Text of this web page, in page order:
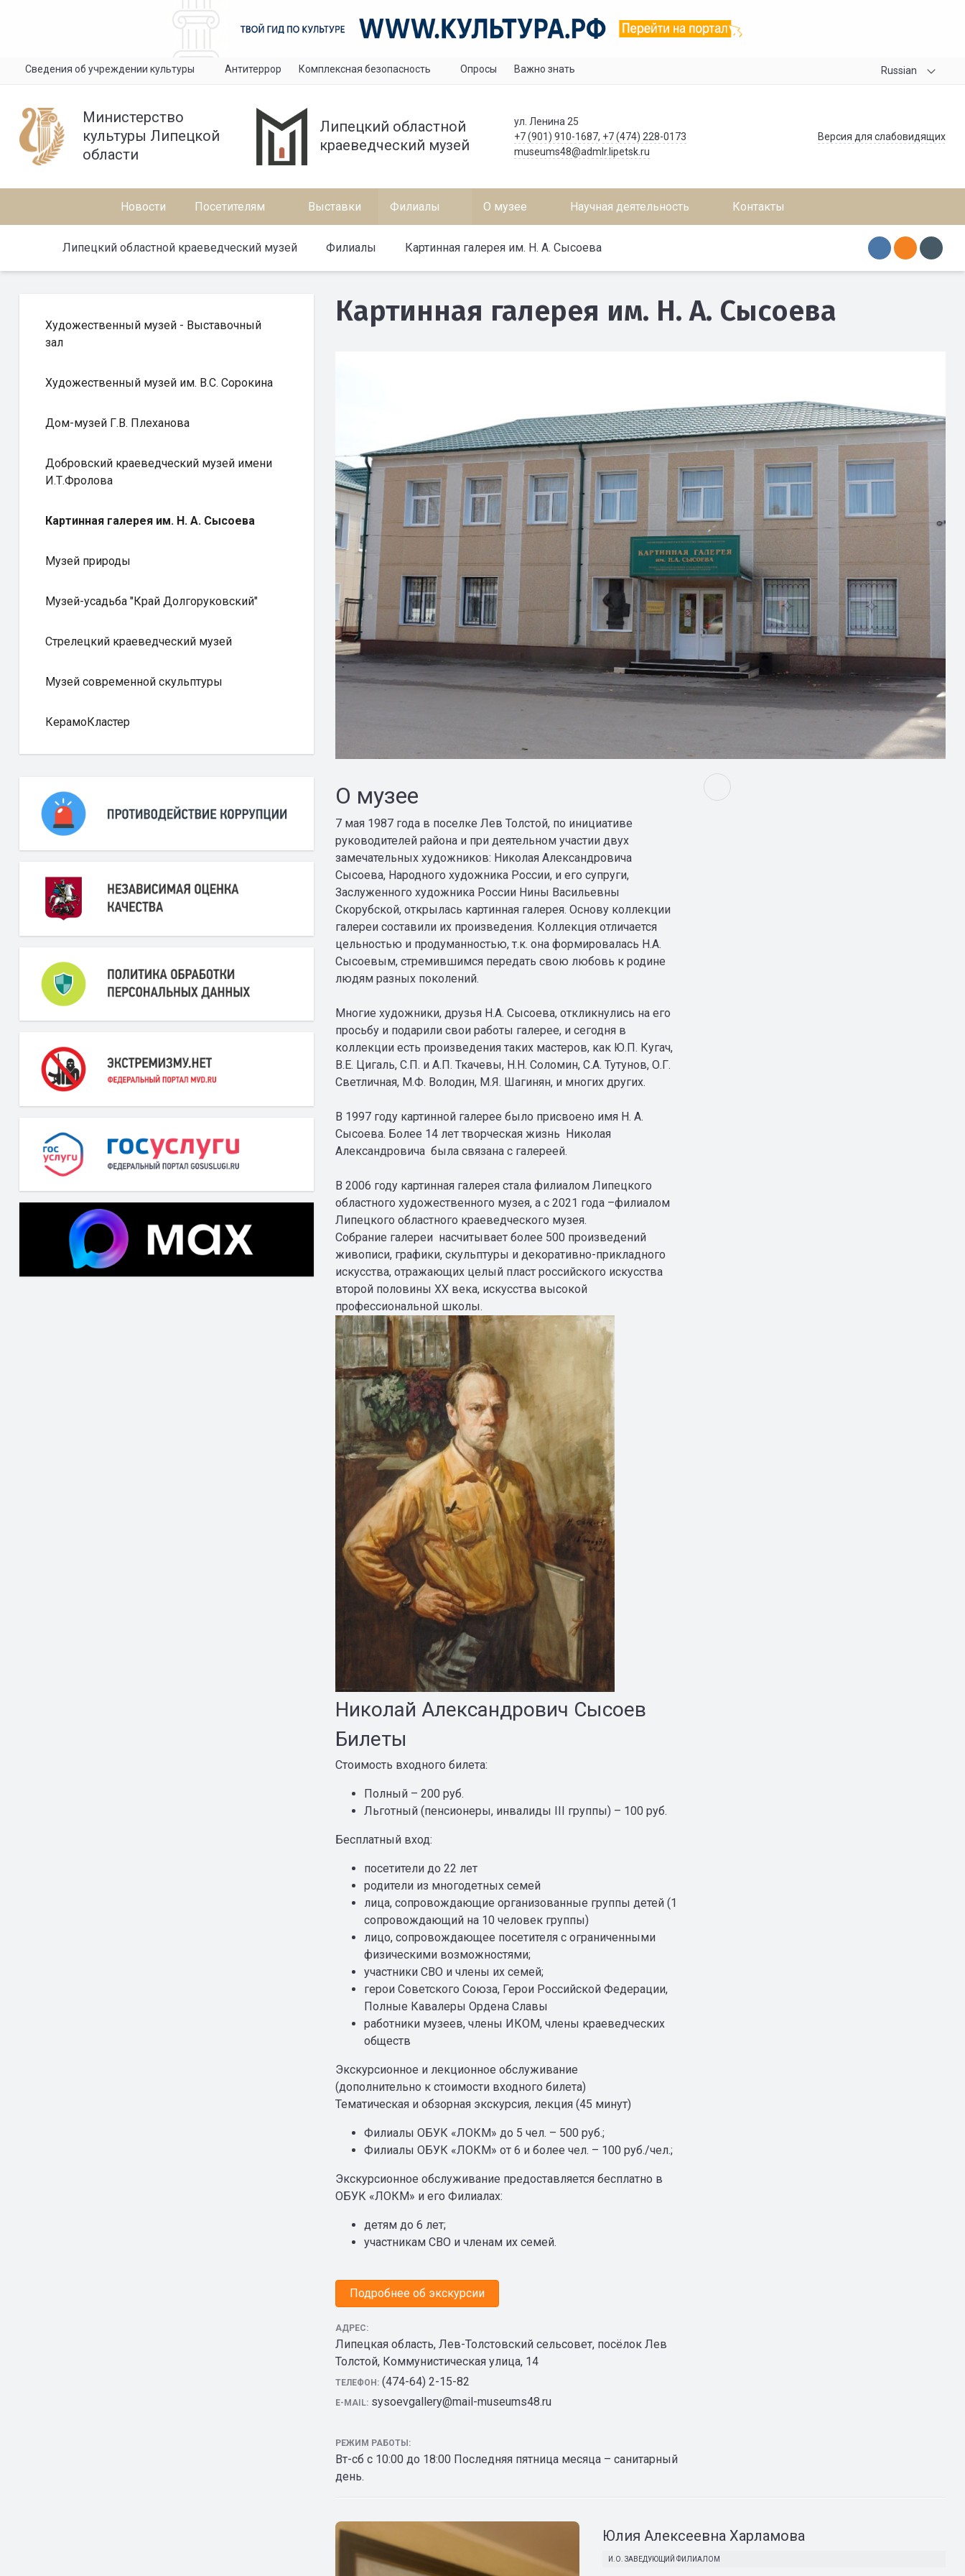
Сведения об учреждении культуры Антитеррор Комплексная безопасность Опросы Важно знать Russian
Министерство
культуры Липецкой
области
Липецкий областной
краеведческий музей
ул. Ленина 25
+7 (901) 910-1687, +7 (474) 228-0173
museums48@admlr.lipetsk.ru
Версия для слабовидящих
Новости Посетителям Выставки Филиалы О музее Научная деятельность Контакты
Липецкий областной краеведческий музей Филиалы Картинная галерея им. Н. А. Сысоева
Художественный музей - Выставочный
зал
Художественный музей им. В.С. Сорокина
Дом-музей Г.В. Плеханова
Добровский краеведческий музей имени
И.Т.Фролова
Картинная галерея им. Н. А. Сысоева
Музей природы
Музей-усадьба "Край Долгоруковский"
Стрелецкий краеведческий музей
Музей современной скульптуры
КерамоКластер
Картинная галерея им. Н. А. Сысоева
О музее
7 мая 1987 года в поселке Лев Толстой, по инициативе
руководителей района и при деятельном участии двух
замечательных художников: Николая Александровича
Сысоева, Народного художника России, и его супруги,
Заслуженного художника России Нины Васильевны
Скорубской, открылась картинная галерея. Основу коллекции
галереи составили их произведения. Коллекция отличается
цельностью и продуманностью, т.к. она формировалась Н.А.
Сысоевым, стремившимся передать свою любовь к родине
людям разных поколений.
Многие художники, друзья Н.А. Сысоева, откликнулись на его
просьбу и подарили свои работы галерее, и сегодня в
коллекции есть произведения таких мастеров, как Ю.П. Кугач,
В.Е. Цигаль, С.П. и А.П. Ткачевы, Н.Н. Соломин, С.А. Тутунов, О.Г.
Светличная, М.Ф. Володин, М.Я. Шагинян, и многих других.
В 1997 году картинной галерее было присвоено имя Н. А.
Сысоева. Более 14 лет творческая жизнь Николая
Александровича была связана с галереей.
В 2006 году картинная галерея стала филиалом Липецкого
областного художественного музея, а с 2021 года –филиалом
Липецкого областного краеведческого музея.
Собрание галереи насчитывает более 500 произведений
живописи, графики, скульптуры и декоративно-прикладного
искусства, отражающих целый пласт российского искусства
второй половины XX века, искусства высокой
профессиональной школы.
Николай Александрович Сысоев
Билеты
Стоимость входного билета:
Полный – 200 руб.
Льготный (пенсионеры, инвалиды III группы) – 100 руб.
Бесплатный вход:
посетители до 22 лет
родители из многодетных семей
лица, сопровождающие организованные группы детей (1
сопровождающий на 10 человек группы)
лицо, сопровождающее посетителя с ограниченными
физическими возможностями;
участники СВО и члены их семей;
герои Советского Союза, Герои Российской Федерации,
Полные Кавалеры Ордена Славы
работники музеев, члены ИКОМ, члены краеведческих
обществ
Экскурсионное и лекционное обслуживание
(дополнительно к стоимости входного билета)
Тематическая и обзорная экскурсия, лекция (45 минут)
Филиалы ОБУК «ЛОКМ» до 5 чел. – 500 руб.;
Филиалы ОБУК «ЛОКМ» от 6 и более чел. – 100 руб./чел.;
Экскурсионное обслуживание предоставляется бесплатно в
ОБУК «ЛОКМ» и его Филиалах:
детям до 6 лет;
участникам СВО и членам их семей.
Подробнее об экскурсии
АДРЕС:
Липецкая область, Лев-Толстовский сельсовет, посёлок Лев
Толстой, Коммунистическая улица, 14
ТЕЛЕФОН: (474-64) 2-15-82
E-MAIL: sysoevgallery@mail-museums48.ru
РЕЖИМ РАБОТЫ:
Вт-сб с 10:00 до 18:00 Последняя пятница месяца – санитарный
день.
Юлия Алексеевна Харламова
И.О. ЗАВЕДУЮЩИЙ ФИЛИАЛОМ